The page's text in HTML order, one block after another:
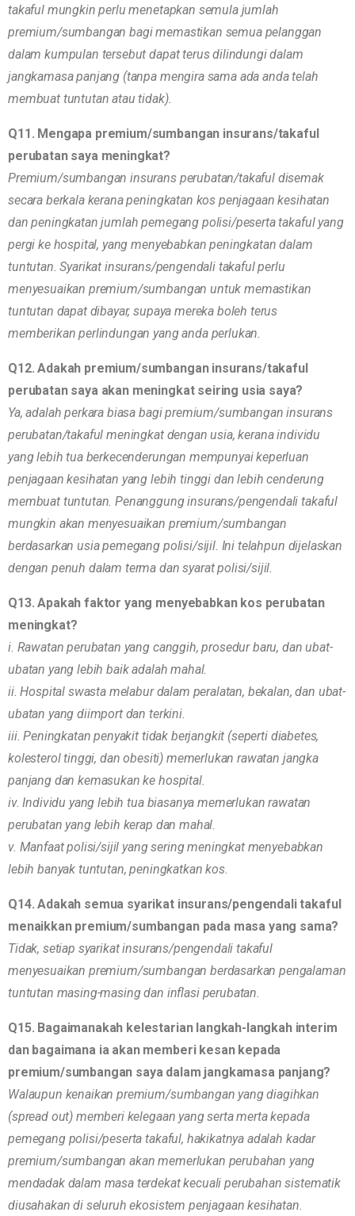
takaful mungkin perlu menetapkan semula jumlah
premium/sumbangan bagi memastikan semua pelanggan
dalam kumpulan tersebut dapat terus dilindungi dalam
jangkamasa panjang (tanpa mengira sama ada anda telah
membuat tuntutan atau tidak).
Q11. Mengapa premium/sumbangan insurans/takaful
perubatan saya meningkat?
Premium/sumbangan insurans perubatan/takaful disemak
secara berkala kerana peningkatan kos penjagaan kesihatan
dan peningkatan jumlah pemegang polisi/peserta takaful yang
pergi ke hospital, yang menyebabkan peningkatan dalam
tuntutan. Syarikat insurans/pengendali takaful perlu
menyesuaikan premium/sumbangan untuk memastikan
tuntutan dapat dibayar, supaya mereka boleh terus
memberikan perlindungan yang anda perlukan.
Q12. Adakah premium/sumbangan insurans/takaful
perubatan saya akan meningkat seiring usia saya?
Ya, adalah perkara biasa bagi premium/sumbangan insurans
perubatan/takaful meningkat dengan usia, kerana individu
yang lebih tua berkecenderungan mempunyai keperluan
penjagaan kesihatan yang lebih tinggi dan lebih cenderung
membuat tuntutan. Penanggung insurans/pengendali takaful
mungkin akan menyesuaikan premium/sumbangan
berdasarkan usia pemegang polisi/sijil. Ini telahpun dijelaskan
dengan penuh dalam terma dan syarat polisi/sijil.
Q13. Apakah faktor yang menyebabkan kos perubatan
meningkat?
i. Rawatan perubatan yang canggih, prosedur baru, dan ubat-
ubatan yang lebih baik adalah mahal.
ii. Hospital swasta melabur dalam peralatan, bekalan, dan ubat-
ubatan yang diimport dan terkini.
iii. Peningkatan penyakit tidak berjangkit (seperti diabetes,
kolesterol tinggi, dan obesiti) memerlukan rawatan jangka
panjang dan kemasukan ke hospital.
iv. Individu yang lebih tua biasanya memerlukan rawatan
perubatan yang lebih kerap dan mahal.
v. Manfaat polisi/sijil yang sering meningkat menyebabkan
lebih banyak tuntutan, peningkatkan kos.
Q14. Adakah semua syarikat insurans/pengendali takaful
menaikkan premium/sumbangan pada masa yang sama?
Tidak, setiap syarikat insurans/pengendali takaful
menyesuaikan premium/sumbangan berdasarkan pengalaman
tuntutan masing-masing dan inflasi perubatan.
Q15. Bagaimanakah kelestarian langkah-langkah interim
dan bagaimana ia akan memberi kesan kepada
premium/sumbangan saya dalam jangkamasa panjang?
Walaupun kenaikan premium/sumbangan yang diagihkan
(spread out) memberi kelegaan yang serta merta kepada
pemegang polisi/peserta takaful, hakikatnya adalah kadar
premium/sumbangan akan memerlukan perubahan yang
mendadak dalam masa terdekat kecuali perubahan sistematik
diusahakan di seluruh ekosistem penjagaan kesihatan.